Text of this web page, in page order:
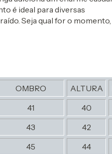
é ideal para diversas
Seja qual for o momento,
OMBRO ALTURA
41 40
43 42
45 44